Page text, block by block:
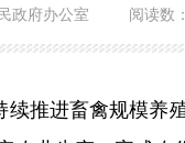
政府办公室 阅读数：
续推进畜禽规模养